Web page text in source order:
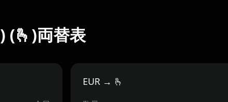
(🫰)両替表
EUR → 🫰